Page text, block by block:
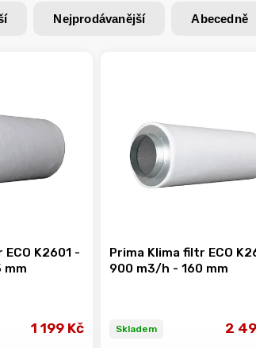
Nejprodávanější Abecedně
K2601 -
mm
1 199 Kč
Prima Klima filtr ECO
900 m3/h - 160 mm
Skladem 2